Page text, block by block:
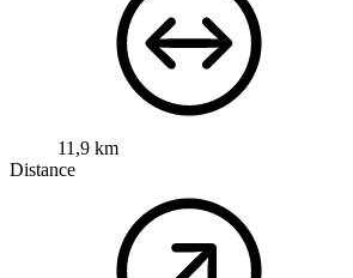
11,9 km
Distance